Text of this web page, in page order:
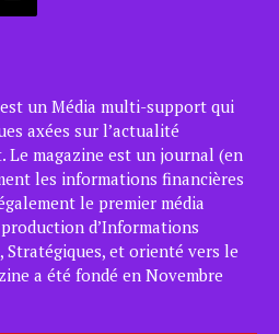
un Média multi-support qui
axées sur l’actualité
Le magazine est un journal (en
les informations financières
le premier média
d’Informations
Stratégiques, et orienté vers le
a été fondé en Novembre